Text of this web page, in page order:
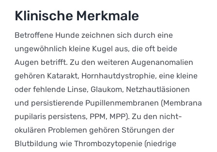
Klinische Merkmale
Betroffene Hunde zeichnen sich durch eine
ungewöhnlich kleine Kugel aus, die oft beide
Augen betrifft. Zu den weiteren Augenanomalien
gehören Katarakt, Hornhautdystrophie, eine kleine
oder fehlende Linse, Glaukom, Netzhautläsionen
und persistierende Pupillenmembranen (Membrana
pupilaris persistens, PPM, MPP). Zu den nicht-
okulären Problemen gehören Störungen der
Blutbildung wie Thrombozytopenie (niedrige